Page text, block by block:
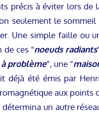
précis à éviter lors de
seulement le
Une simple faille ou
ces “noeuds radiants
problème”, une “
déjà été émis par
aux
détermina un autre